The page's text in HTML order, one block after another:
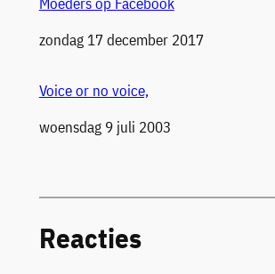
Datum
zondag 17 december 2017
Voice or no voice,
Datum
woensdag 9 juli 2003
Reacties